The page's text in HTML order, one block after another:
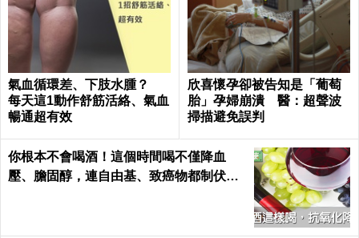
氣血循環差、下肢水腫？
每天這1動作舒筋活絡、氣血
暢通超有效
欣喜懷孕卻被告知是「葡萄
胎」孕婦崩潰 醫：超聲波
掃描避免誤判
你根本不會喝酒！這個時間喝不僅降血
壓、膽固醇，連自由基、致癌物都制伏了